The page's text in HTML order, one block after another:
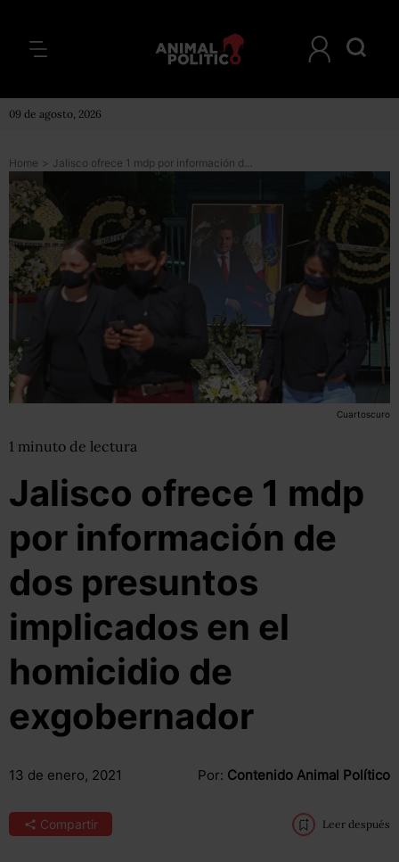
09 de agosto, 2026
Home > Jalisco ofrece 1 mdp por información de dos presuntos implicados en el homicidio de exgobernador
Cuartoscuro
1 minuto de lectura
Jalisco ofrece 1 mdp
por información de
dos presuntos
implicados en el
homicidio de
exgobernador
13 de enero, 2021 Por: Contenido Animal Político
Compartir Leer después